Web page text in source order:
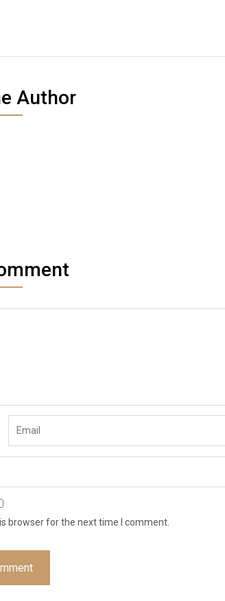
Author
browser for the next time I comment.